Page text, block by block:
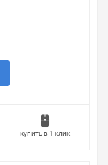
купить в 1 клик